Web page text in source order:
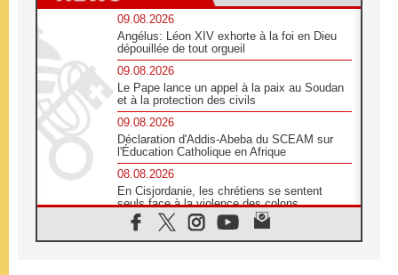
09.08.2026
Angélus: Léon XIV exhorte à la foi en Dieu
dépouillée de tout orgueil
09.08.2026
Le Pape lance un appel à la paix au Soudan
et à la protection des civils
09.08.2026
Déclaration d'Addis-Abeba du SCEAM sur
l'Éducation Catholique en Afrique
08.08.2026
En Cisjordanie, les chrétiens se sentent
seuls face à la violence des colons
08.08.2026
Léon XIV au sanctuaire de Notre Dame du